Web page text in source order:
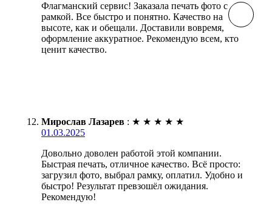
Флагманский сервис! Заказала печать фото с
рамкой. Все быстро и понятно. Качество на
высоте, как и обещали. Доставили вовремя,
оформление аккуратное. Рекомендую всем, кто
ценит качество.
Мирослав Лазарев : ★ ★ ★ ★ ★
01.03.2025
Довольно доволен работой этой компании.
Быстрая печать, отличное качество. Всё просто:
загрузил фото, выбрал рамку, оплатил. Удобно и
быстро! Результат превзошёл ожидания.
Рекомендую!